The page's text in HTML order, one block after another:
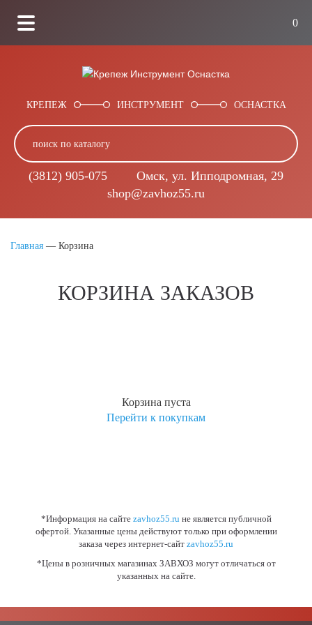
0
(3812) 905-075
Омск, ул. Ипподромная, 29
shop@zavhoz55.ru
КРЕПЕЖ ИНСТРУМЕНТ ОСНАСТКА
Главная — Корзина
КОРЗИНА ЗАКАЗОВ
Корзина пуста
Перейти к покупкам
*Информация на сайте zavhoz55.ru не является публичной
офертой. Указанные цены действуют только при оформлении
заказа через интернет-сайт zavhoz55.ru
*Цены в розничных магазинах ЗАВХОЗ могут отличаться от
указанных на сайте.